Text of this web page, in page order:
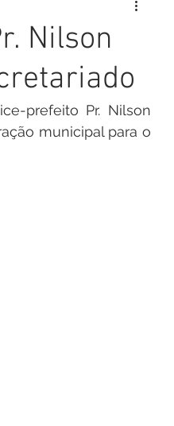
Nota de Pesar Dengue
Aniv. do Município
Nilson
prefeito Pr. Nilson
municipal para o